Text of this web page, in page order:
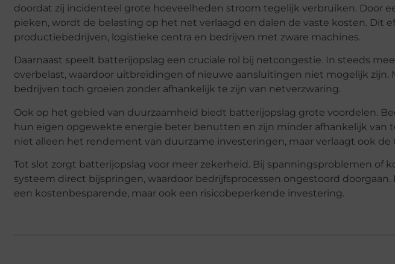
doordat zij incidenteel grote hoeveelheden stroom tegelijk verbruiken. Door
pieken, wordt de belasting op het net verlaagd en dalen de vaste kosten. Dit
productiebedrijven, logistieke centra en bedrijven met zware machines.
Daarnaast speelt batterijopslag een cruciale rol bij netcongestie. In steeds
overbelast, waardoor uitbreidingen of nieuwe aansluitingen niet mogelijk
bedrijven toch groeien zonder afhankelijk te zijn van netverzwaring.
Ook op het gebied van duurzaamheid biedt batterijopslag grote voordelen.
hun eigen opgewekte energie beter benutten en zijn minder afhankelijk van
niet alleen het rendement van duurzame investeringen, maar verlaagt ook de
Tot slot zorgt batterijopslag voor meer zekerheid. Bij spanningsproblemen of
systeem direct bijspringen, waardoor bedrijfsprocessen ongestoord
een kostenbesparende, maar ook een risicobeperkende investering.